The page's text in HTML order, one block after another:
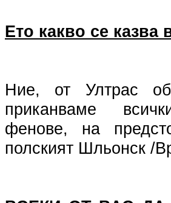
Ето какво се
Ние, от Ултрас
приканваме
фенове, на
полският Шльонск /